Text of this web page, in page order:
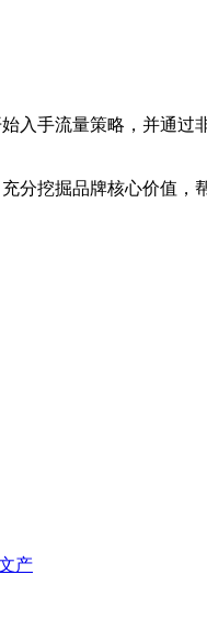
入手流量策略，并通
挖掘品牌核心价值，
产